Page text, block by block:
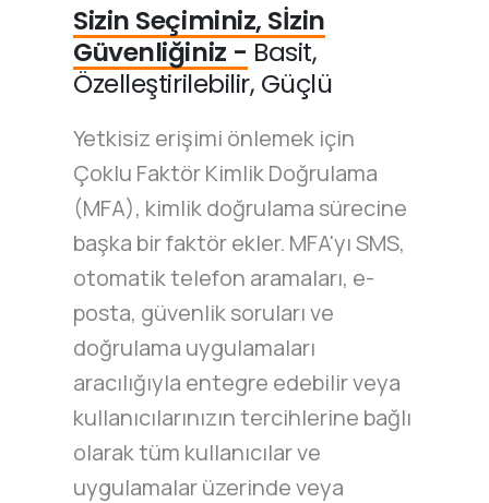
Sizin Seçiminiz, Sİzin
Güvenliğiniz - Basit,
Özelleştirilebilir, Güçlü
Yetkisiz erişimi önlemek için
Çoklu Faktör Kimlik Doğrulama
(MFA), kimlik doğrulama sürecine
başka bir faktör ekler. MFA'yı SMS,
otomatik telefon aramaları, e-
posta, güvenlik soruları ve
doğrulama uygulamaları
aracılığıyla entegre edebilir veya
kullanıcılarınızın tercihlerine bağlı
olarak tüm kullanıcılar ve
uygulamalar üzerinde veya